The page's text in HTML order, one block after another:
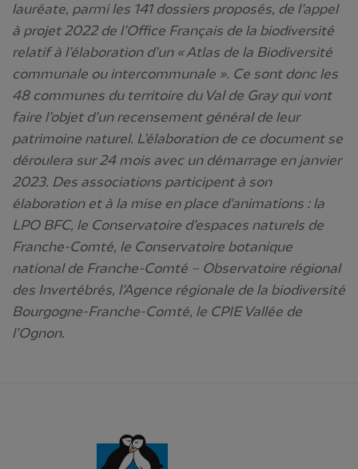
lauréate, parmi les 141 dossiers proposés, de l’appel
à projet 2022 de l’Office Français de la biodiversité
relatif à l’élaboration d’un « Atlas de la Biodiversité
communale ou intercommunale ». Ce sont donc les
48 communes du territoire du Val de Gray qui vont
faire l’objet d’un recensement général de leur
patrimoine naturel. L’élaboration de ce document se
déroulera sur 24 mois avec un démarrage en janvier
2023. Des associations participent à son
élaboration et à la mise en place d'animations : la
LPO BFC, le Conservatoire d’espaces naturels de
Franche-Comté, le Conservatoire botanique
national de Franche-Comté – Observatoire régional
des Invertébrés, l’Agence régionale de la biodiversité
Bourgogne-Franche-Comté, le CPIE Vallée de
l’Ognon.